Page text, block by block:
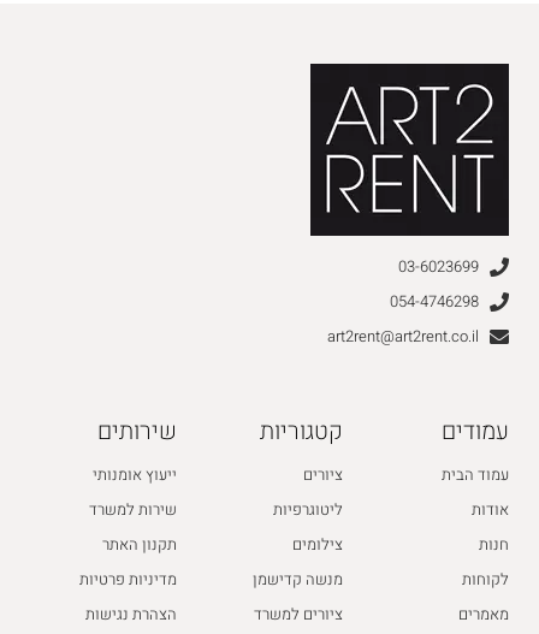
03-6023699
054-4746298
art2rent@art2rent.co.il
עמודים
עמוד הבית
אודות
חנות
לקוחות
מאמרים
קטגוריות
ציורים
ליטוגרפיות
צילומים
מנשה קדישמן
ציורים למשרד
שירותים
ייעוץ אומנותי
שירות למשרד
תקנון האתר
מדיניות פרטיות
הצהרת נגישות